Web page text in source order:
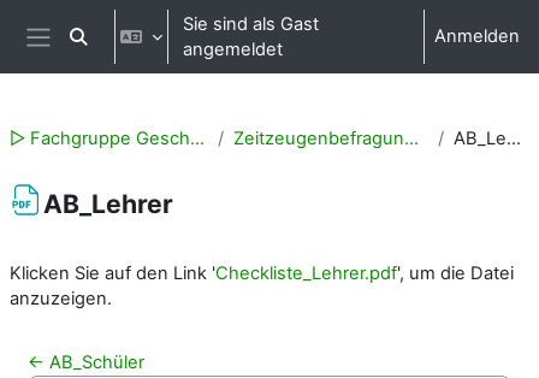
Zum Hauptinhalt
Website-Übersicht
Sucheingabe umschalten
Sie sind als Gast
angemeldet
Anmelden
▻ Fachgruppe Geschichte Zeitzeugenbefragung (Q1) AB_Lehrer
AB_Lehrer
Klicken Sie auf den Link 'Checkliste_Lehrer.pdf', um die Datei
anzuzeigen.
← AB_Schüler